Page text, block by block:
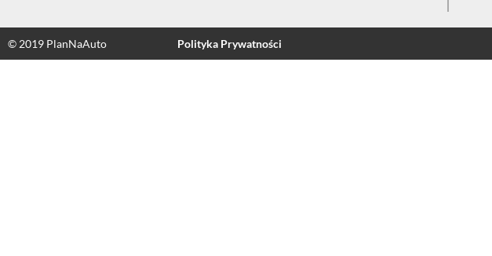
© 2019 PlanNaAuto Polityka Prywatności